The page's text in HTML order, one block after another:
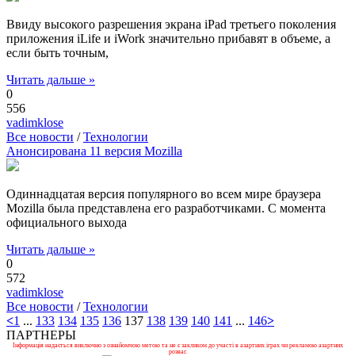
Ввиду высокого разрешения экрана iPad третьего поколения
приложения iLife и iWork значительно прибавят в объеме, а
если быть точным,
Читать дальше »
0
556
vadimklose
Все новости /Технологии
Анонсирована 11 версия Mozilla
Одиннадцатая версия популярного во всем мире браузера
Mozilla была представлена его разработчиками. С момента
официального выхода
Читать дальше »
0
572
vadimklose
Все новости /Технологии
<1 ... 133 134 135 136 137 138 139 140 141 ... 146>
ПАРТНЕРЫ
Інформація надається виключно з ознайомчою метою та не є закликом до участі в азартних іграх чи рекламою азартних
розваг.